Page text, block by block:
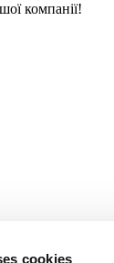
cookies
компанії!